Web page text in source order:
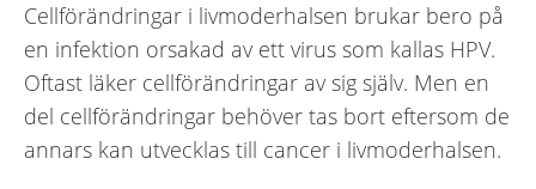
Cellförändringar i livmoderhalsen brukar bero på
en infektion orsakad av ett virus som kallas HPV.
Oftast läker cellförändringar av sig själv. Men en
del cellförändringar behöver tas bort eftersom de
annars kan utvecklas till cancer i livmoderhalsen.